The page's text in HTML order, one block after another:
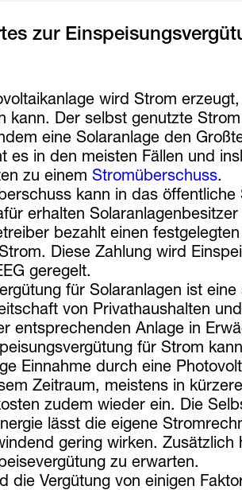
zur
wird Strom
kann. Der selbst genutzte
eine Solaranlage den
es in den meisten Fällen und
zu einemStromüberschuss.
kann in das
erhalten
bezahlt einen
Diese Zahlung wird
geregelt.
für Solaranlagen ist
von Privathaushalten
entsprechenden Anlage in
für Strom
Einnahme durch eine
Zeitraum, meistens in
zudem wieder ein. Die
lässt die eigene
gering wirken. Zusätzlich
zu erwarten.
die Vergütung von einigen